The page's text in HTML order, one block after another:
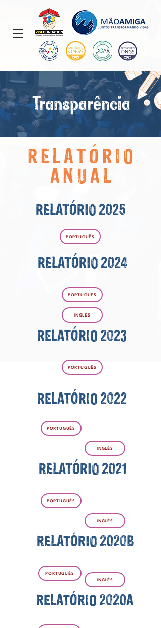
Transparência
RELATÓRIO
ANUAL
RELATÓRIO 2025
PORTUGUÊS
RELATÓRIO 2024
PORTUGUÊS
INGLÊS
RELATÓRIO 2023
PORTUGUÊS
RELATÓRIO 2022
PORTUGUÊS
INGLÊS
RELATÓRIO 2021
PORTUGUÊS
INGLÊS
RELATÓRIO 2020B
PORTUGUÊS
INGLÊS
RELATÓRIO 2020A